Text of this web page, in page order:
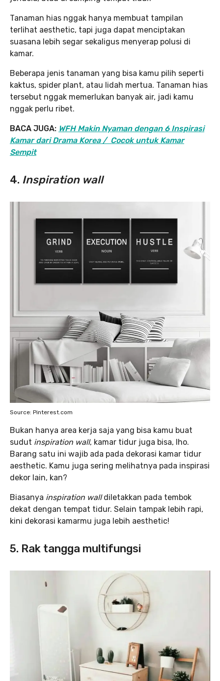
Tanaman hias nggak hanya membuat tampilan
terlihat aesthetic, tapi juga dapat menciptakan
suasana lebih segar sekaligus menyerap polusi di
kamar.
Beberapa jenis tanaman yang bisa kamu pilih seperti
kaktus, spider plant, atau lidah mertua. Tanaman hias
tersebut nggak memerlukan banyak air, jadi kamu
nggak perlu ribet.
BACA JUGA: WFH Makin Nyaman dengan 6 Inspirasi
Kamar dari Drama Korea / Cocok untuk Kamar
Sempit
4. Inspiration wall
Source: Pinterest.com
Bukan hanya area kerja saja yang bisa kamu buat
sudut inspiration wall, kamar tidur juga bisa, lho.
Barang satu ini wajib ada pada dekorasi kamar tidur
aesthetic. Kamu juga sering melihatnya pada inspirasi
dekor lain, kan?
Biasanya inspiration walldiletakkan pada tembok
dekat dengan tempat tidur. Selain tampak lebih rapi,
kini dekorasi kamarmu juga lebih aesthetic!
5. Rak tangga multifungsi